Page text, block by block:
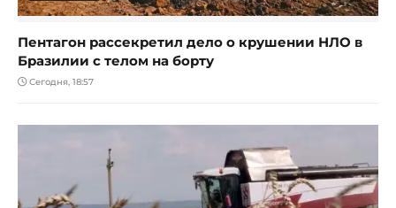
Пентагон рассекретил дело о крушении НЛО в
Бразилии с телом на борту
Сегодня, 18:57